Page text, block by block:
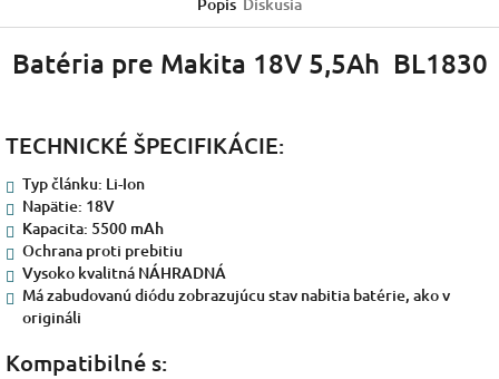
Batéria pre Makita 18V 5,5Ah BL1830
TECHNICKÉ ŠPECIFIKÁCIE:
Typ článku: Li-Ion
Napätie: 18V
Kapacita: 5500 mAh
Ochrana proti prebitiu
Vysoko kvalitná NÁHRADNÁ
Má zabudovanú diódu zobrazujúcu stav nabitia batérie, ako v
origináli
Kompatibilné s: